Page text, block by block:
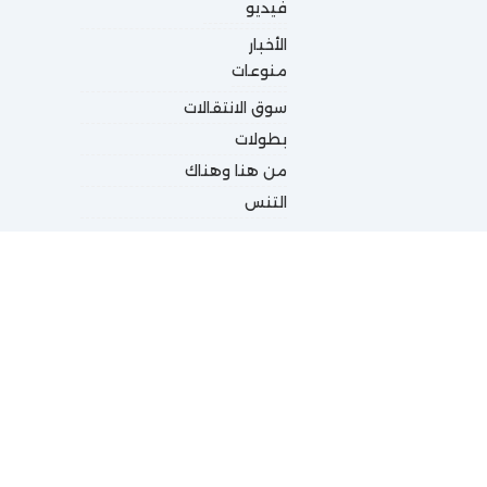
فيديو
الأخبار
منوعات
سوق الانتقالات
بطولات
من هنا وهناك
التنس